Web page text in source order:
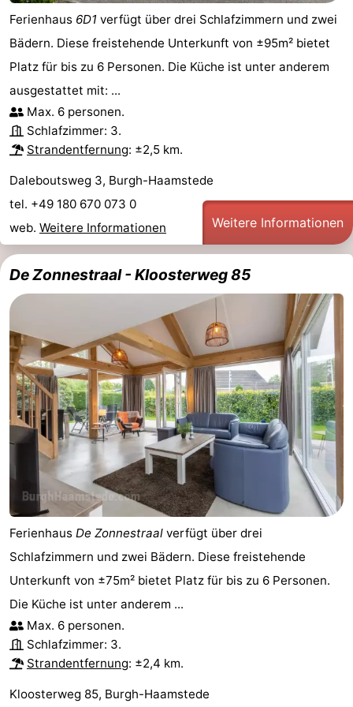
und
trinken
Veranstaltungen
Praktisch
Forum
Route
Parken
Reisebuchshop
Medizin
Adressen
Region
Südholland
-
Leiden
Bollenstreek
-
Natur
Hollands
Noordwijk
Scheveningen
-
Haag
Rotterdam
-
Rockanje
Zeeland
Schouwen-
Ferienhaus 6D1 verfügt über drei Schlafzimmern und zwei
Bädern. Diese freistehende Unterkunft von ±95m² bietet
Platz für bis zu 6 Personen. Die Küche ist unter anderem
ausgestattet mit: ...
Max. 6 personen.
Schlafzimmer: 3.
Strandentfernung: ±2,5 km.
Daleboutsweg 3, Burgh-Haamstede
tel. +49 180 670 073 0
web. Weitere Informationen Weitere Informationen
De Zonnestraal - Kloosterweg 85
Ferienhaus De Zonnestraal verfügt über drei
Schlafzimmern und zwei Bädern. Diese freistehende
Unterkunft von ±75m² bietet Platz für bis zu 6 Personen.
Die Küche ist unter anderem ...
Max. 6 personen.
Schlafzimmer: 3.
Strandentfernung: ±2,4 km.
Kloosterweg 85, Burgh-Haamstede